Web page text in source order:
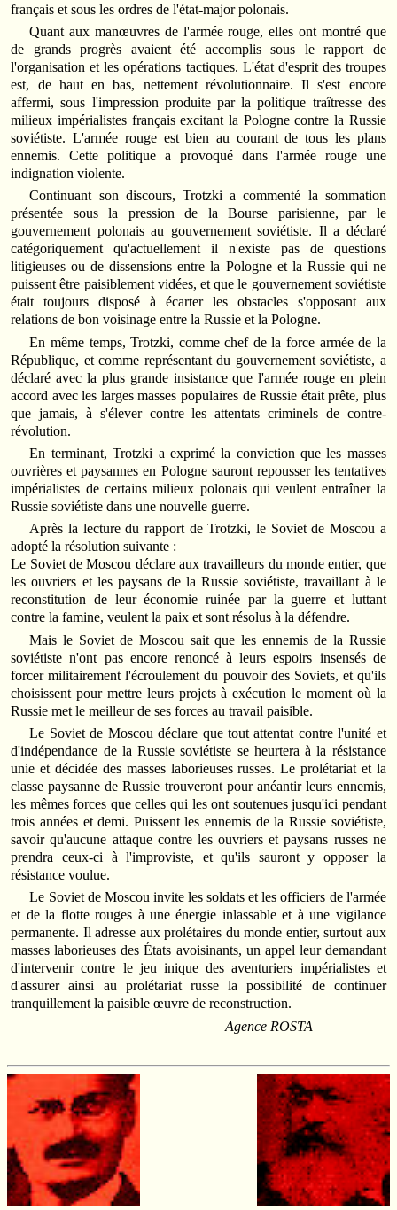
français et sous les ordres de l'état-major polonais.
Quant aux manœuvres de l'armée rouge, elles ont montré que
de grands progrès avaient été accomplis sous le rapport de
l'organisation et les opérations tactiques. L'état d'esprit des troupes
est, de haut en bas, nettement révolutionnaire. Il s'est encore
affermi, sous l'impression produite par la politique traîtresse des
milieux impérialistes français excitant la Pologne contre la Russie
soviétiste. L'armée rouge est bien au courant de tous les plans
ennemis. Cette politique a provoqué dans l'armée rouge une
indignation violente.
Continuant son discours, Trotzki a commenté la sommation
présentée sous la pression de la Bourse parisienne, par le
gouvernement polonais au gouvernement soviétiste. Il a déclaré
catégoriquement qu'actuellement il n'existe pas de questions
litigieuses ou de dissensions entre la Pologne et la Russie qui ne
puissent être paisiblement vidées, et que le gouvernement soviétiste
était toujours disposé à écarter les obstacles s'opposant aux
relations de bon voisinage entre la Russie et la Pologne.
En même temps, Trotzki, comme chef de la force armée de la
République, et comme représentant du gouvernement soviétiste, a
déclaré avec la plus grande insistance que l'armée rouge en plein
accord avec les larges masses populaires de Russie était prête, plus
que jamais, à s'élever contre les attentats criminels de contre-
révolution.
En terminant, Trotzki a exprimé la conviction que les masses
ouvrières et paysannes en Pologne sauront repousser les tentatives
impérialistes de certains milieux polonais qui veulent entraîner la
Russie soviétiste dans une nouvelle guerre.
Après la lecture du rapport de Trotzki, le Soviet de Moscou a
adopté la résolution suivante :
Le Soviet de Moscou déclare aux travailleurs du monde entier, que
les ouvriers et les paysans de la Russie soviétiste, travaillant à le
reconstitution de leur économie ruinée par la guerre et luttant
contre la famine, veulent la paix et sont résolus à la défendre.
Mais le Soviet de Moscou sait que les ennemis de la Russie
soviétiste n'ont pas encore renoncé à leurs espoirs insensés de
forcer militairement l'écroulement du pouvoir des Soviets, et qu'ils
choisissent pour mettre leurs projets à exécution le moment où la
Russie met le meilleur de ses forces au travail paisible.
Le Soviet de Moscou déclare que tout attentat contre l'unité et
d'indépendance de la Russie soviétiste se heurtera à la résistance
unie et décidée des masses laborieuses russes. Le prolétariat et la
classe paysanne de Russie trouveront pour anéantir leurs ennemis,
les mêmes forces que celles qui les ont soutenues jusqu'ici pendant
trois années et demi. Puissent les ennemis de la Russie soviétiste,
savoir qu'aucune attaque contre les ouvriers et paysans russes ne
prendra ceux-ci à l'improviste, et qu'ils sauront y opposer la
résistance voulue.
Le Soviet de Moscou invite les soldats et les officiers de l'armée
et de la flotte rouges à une énergie inlassable et à une vigilance
permanente. Il adresse aux prolétaires du monde entier, surtout aux
masses laborieuses des États avoisinants, un appel leur demandant
d'intervenir contre le jeu inique des aventuriers impérialistes et
d'assurer ainsi au prolétariat russe la possibilité de continuer
tranquillement la paisible œuvre de reconstruction.
Agence ROSTA